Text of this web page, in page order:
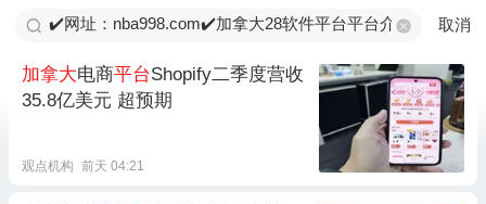
取消
加拿大电商平台Shopify二季度营收
35.8亿美元 超预期
观点机构 前天 04:21